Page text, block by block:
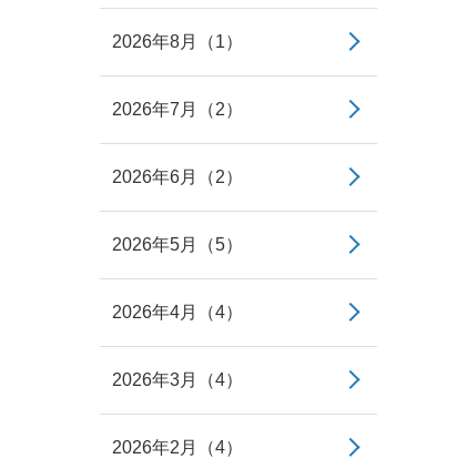
2026年8月（1）
2026年7月（2）
2026年6月（2）
2026年5月（5）
2026年4月（4）
2026年3月（4）
2026年2月（4）